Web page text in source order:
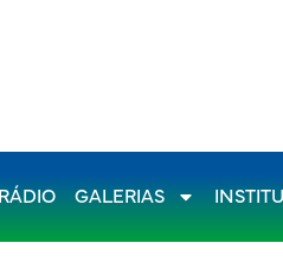
RÁDIO GALERIAS